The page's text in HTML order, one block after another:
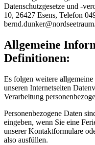
Datenschutzgesetze und -
10, 26427 Esens, Telefon
bernd.dunker@nordseetraum.
Allgemeine
Definitionen:
Es folgen weitere
unseren Internetseiten
Verarbeitung
Personenbezogene Daten
eingeben, wenn Sie eine
unserer Kontaktformulare
also ausfüllen.